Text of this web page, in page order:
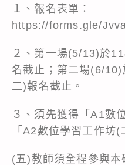
１、報名表單：
https://forms.gle/
２、第一場(5/13)於
名截止；第二場(6/
二)報名截止。
３、須先獲得「A1數
「A2數位學習工作坊(
(五)教師須全程參與